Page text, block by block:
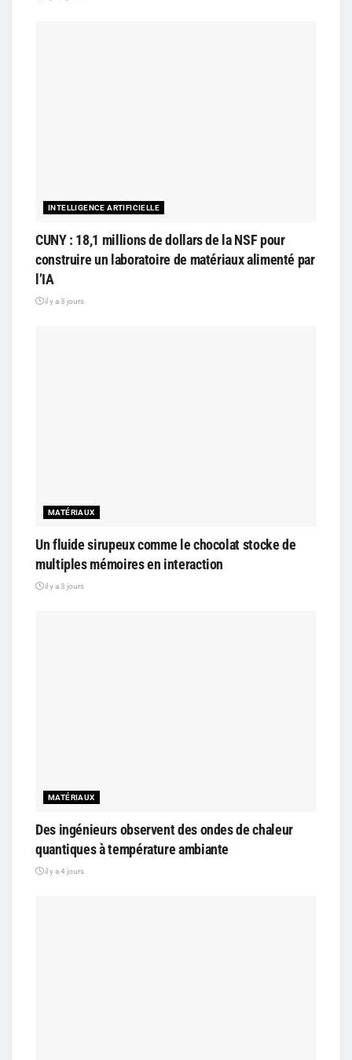
INTELLIGENCE ARTIFICIELLE
CUNY : 18,1 millions de dollars de la NSF pour
construire un laboratoire de matériaux alimenté par
l’IA
il y a 3 jours
MATÉRIAUX
Un fluide sirupeux comme le chocolat stocke de
multiples mémoires en interaction
il y a 3 jours
MATÉRIAUX
Des ingénieurs observent des ondes de chaleur
quantiques à température ambiante
il y a 4 jours